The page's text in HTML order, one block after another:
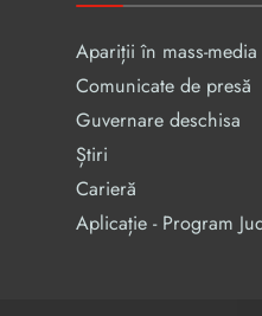
Apariții în mass-media
Comunicate de presă
Guvernare deschisa
Știri
Carieră
Aplicație - Program